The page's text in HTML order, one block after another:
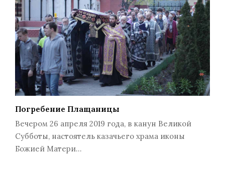
Погребение Плащаницы
Вечером 26 апреля 2019 года, в канун Великой
Субботы, настоятель казачьего храма иконы
Божией Матери…